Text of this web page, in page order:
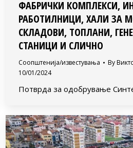
ФАБРИЧКИ КОМПЛЕКСИ,
РАБОТИЛНИЦИ, ХАЛИ ЗА
СКЛАДОВИ, ТОПЛАНИ,
СТАНИЦИ И СЛИЧНО
Соопштенија/известувања By
10/01/2024
Потврда за одобрување